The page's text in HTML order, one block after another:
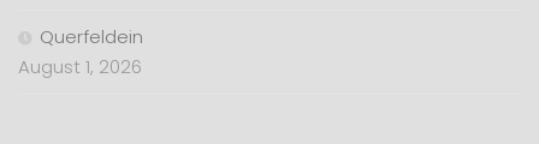
Querfeldein
August 1, 2026